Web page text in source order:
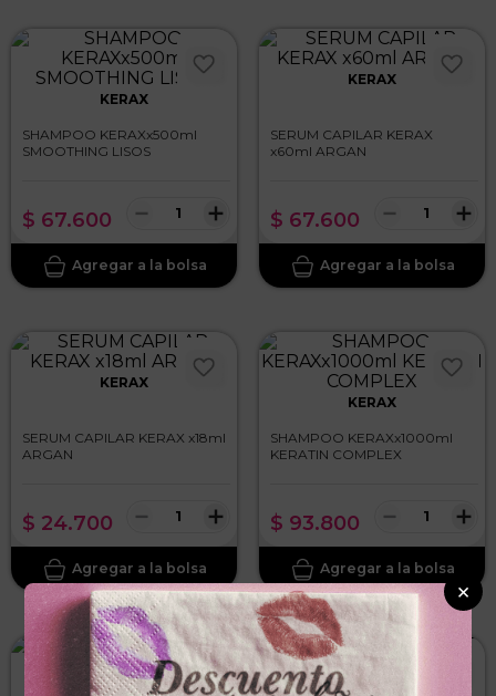
KERAX
SHAMPOO KERAXx500ml
SMOOTHING LISOS
$ 67.600 ＋
－
KERAX
SERUM CAPILAR KERAX
x60ml ARGAN
$ 67.600 ＋
－
KERAX
SERUM CAPILAR KERAX x18ml
ARGAN
$ 24.700 ＋
－
KERAX
SHAMPOO KERAXx1000ml
KERATIN COMPLEX
$ 93.800 ＋
－
×